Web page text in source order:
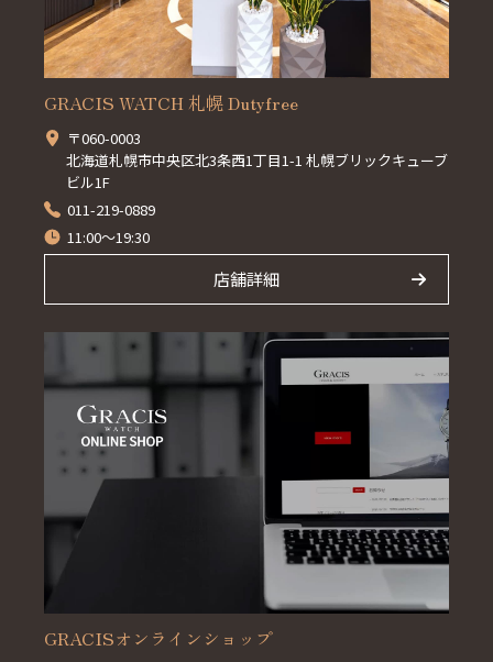
GRACIS WATCH 札幌 Dutyfree
〒060-0003
北海道札幌市中央区北3条西1丁目1-1 札幌ブリックキューブ
ビル1F
011-219-0889
11:00～19:30
店舗詳細
GRACISオンラインショップ